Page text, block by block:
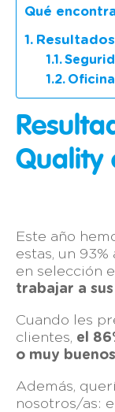
Qué
Quality
Este año
estas, un
en selección
trabajar a
Cuando les
clientes, el
o muy
Además,
nosotros/as: